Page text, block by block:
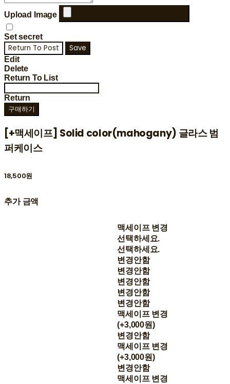
Upload Image
Set secret
Return To Post Save
Edit
Delete
Return To List
Return
구매하기
[+맥세이프] Solid color(mahogany) 글라스 범
퍼케이스
18,500원
추가 금액
맥세이프 변경
선택하세요.
선택하세요.
변경안함
변경안함
변경안함
변경안함
변경안함
맥세이프 변경
(+3,000원)
변경안함
맥세이프 변경
(+3,000원)
변경안함
맥세이프 변경